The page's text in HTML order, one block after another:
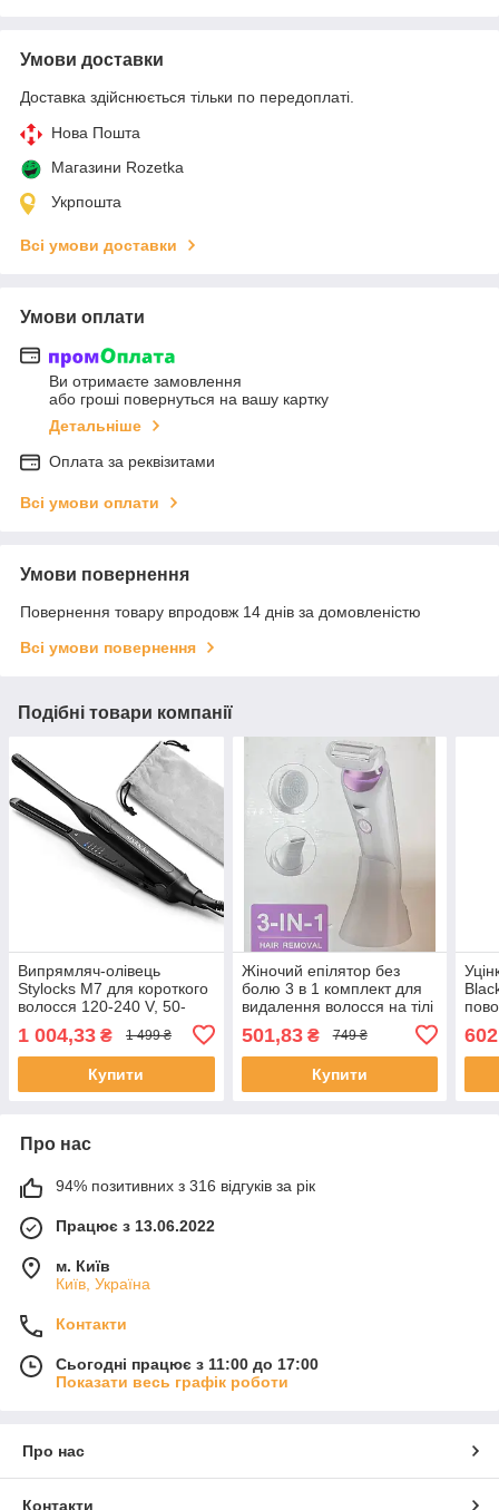
Умови доставки
Доставка здійснюється тільки по передоплаті.
Нова Пошта
Магазини Rozetka
Укрпошта
Всі умови доставки
Умови оплати
Ви отримаєте замовлення
або гроші повернуться на вашу картку
Детальніше
Оплата за реквізитами
Всі умови оплати
Умови повернення
Повернення товару впродовж 14 днів за домовленістю
Всі умови повернення
Подібні товари компанії
Випрямляч-олівець
Stylocks M7 для короткого
волосся 120-240 V, 50-
1 004,33 ₴ 1 499 ₴
Купити
Жіночий епілятор без
болю 3 в 1 комплект для
видалення волосся на тілі
501,83₴ 749 ₴
Купити
Про нас
94% позитивних з 316 відгуків за рік
Працює з 13.06.2022
м. Київ
Київ, Україна
Контакти
Сьогодні працює з 11:00 до 17:00
Показати весь графік роботи
Про нас
Контакти